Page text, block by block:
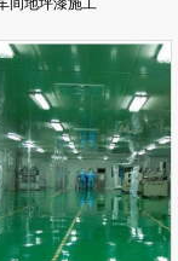
间地坪漆施工